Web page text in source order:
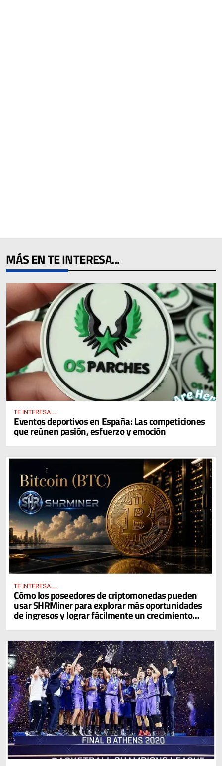
MÁS EN TE INTERESA...
TE INTERESA...
Eventos deportivos en España: Las competiciones
que reúnen pasión, esfuerzo y emoción
TE INTERESA...
Cómo los poseedores de criptomonedas pueden
usar SHRMiner para explorar más oportunidades
de ingresos y lograr fácilmente un crecimiento
diario del 4% en sus activos digitales